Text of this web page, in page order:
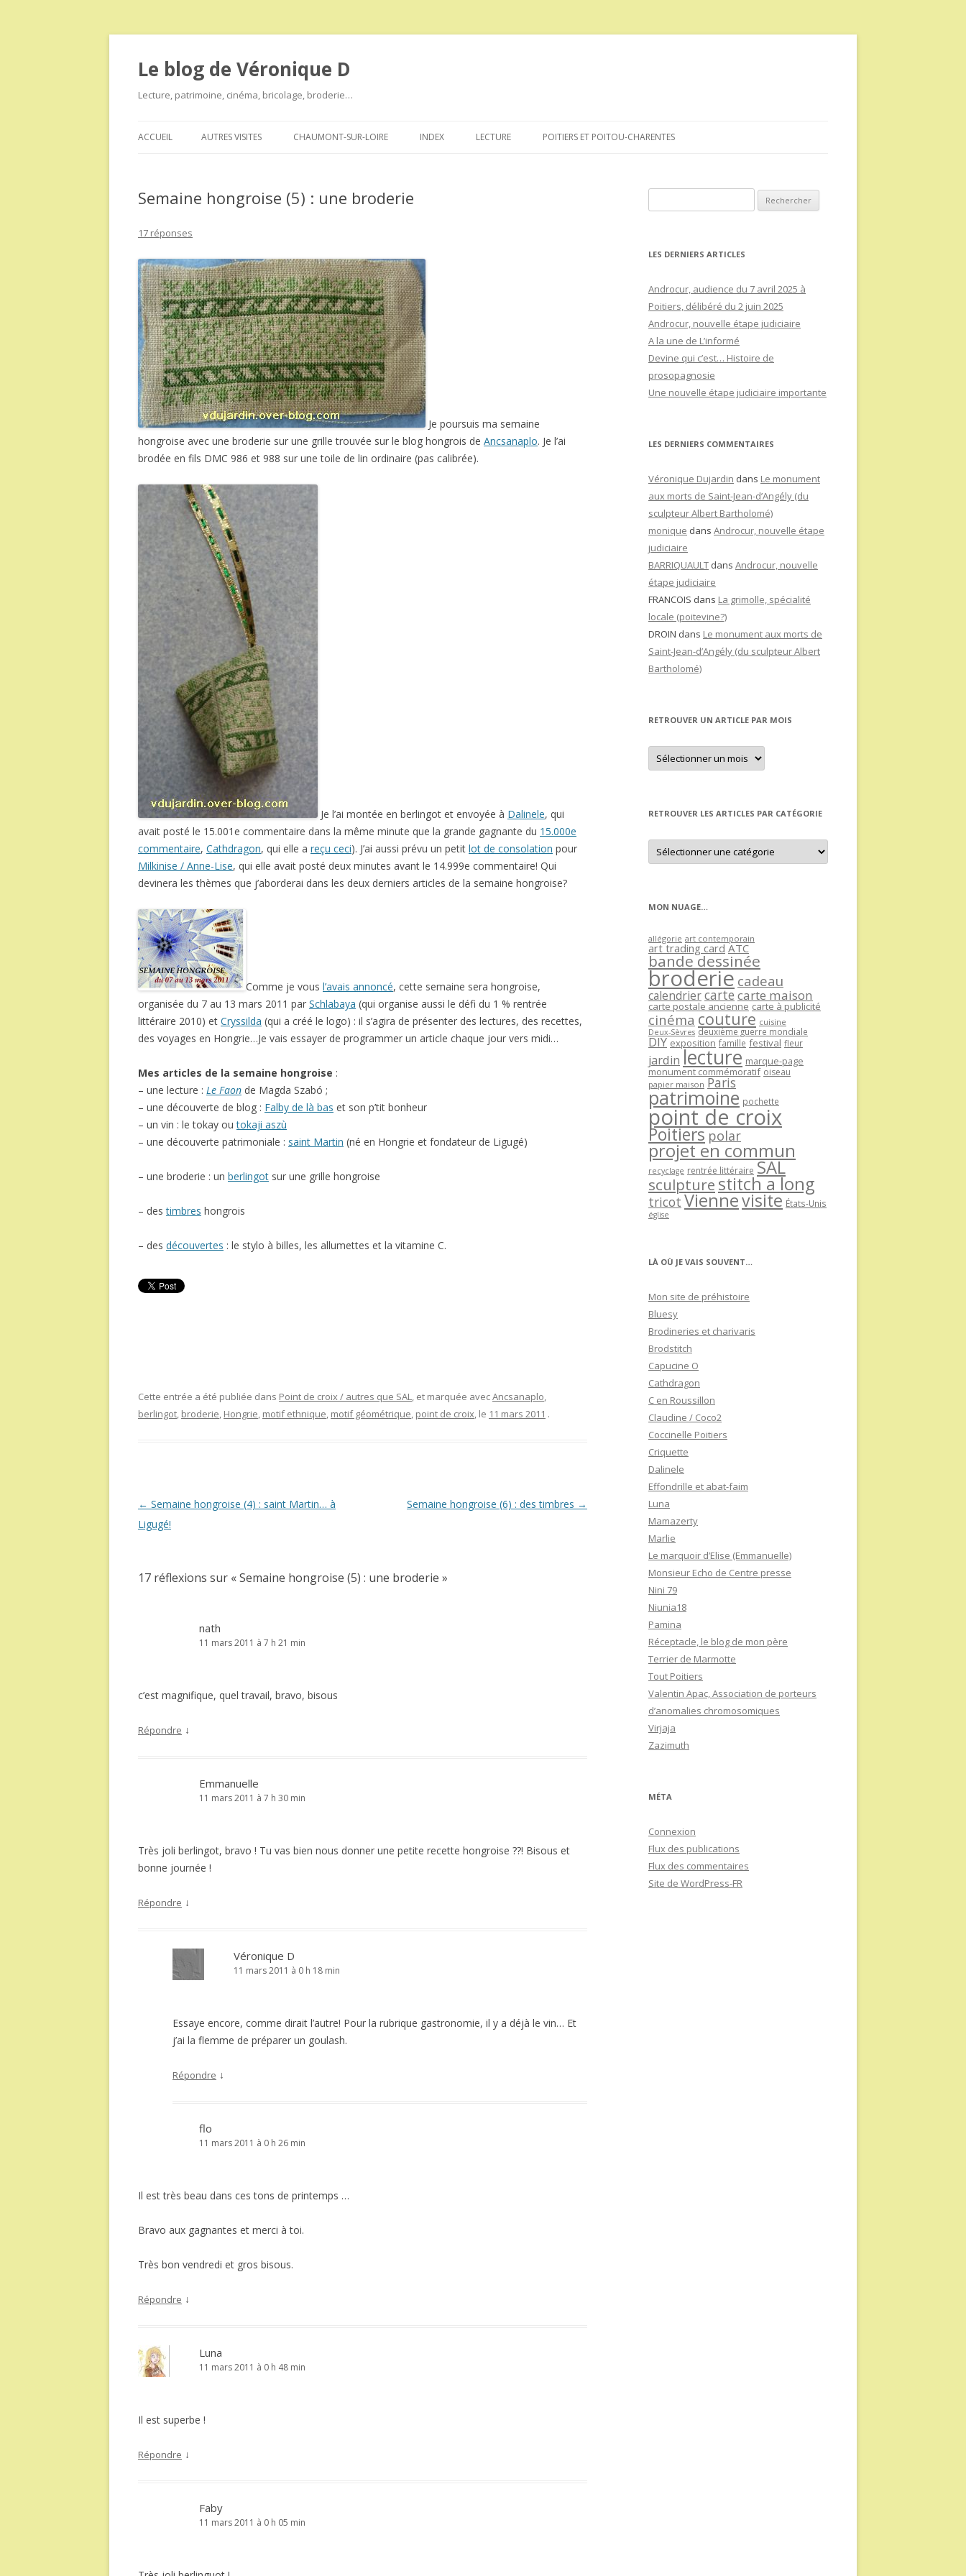
Le blog de Véronique D
Lecture, patrimoine, cinéma, bricolage, broderie…
au
ACCUEIL AUTRES VISITES CHAUMONT-SUR-LOIRE INDEX LECTURE POITIERS ET POITOU-CHARENTES
Semaine hongroise (5) : une broderie
17 réponses
Je poursuis ma semaine
hongroise avec une broderie sur une grille trouvée sur le blog hongrois de Ancsanaplo. Je l’ai
brodée en fils DMC 986 et 988 sur une toile de lin ordinaire (pas calibrée).
Je l’ai montée en berlingot et envoyée à Dalinele, qui
avait posté le 15.001e commentaire dans la même minute que la grande gagnante du 15.000e
commentaire, Cathdragon, qui elle a reçu ceci). J’ai aussi prévu un petit lot de consolation pour
Milkinise / Anne-Lise, qui elle avait posté deux minutes avant le 14.999e commentaire! Qui
devinera les thèmes que j’aborderai dans les deux derniers articles de la semaine hongroise?
Comme je vous l’avais annoncé, cette semaine sera hongroise,
organisée du 7 au 13 mars 2011 par Schlabaya (qui organise aussi le défi du 1 % rentrée
littéraire 2010) et Cryssilda (qui a créé le logo) : il s’agira de présenter des lectures, des recettes,
des voyages en Hongrie…Je vais essayer de programmer un article chaque jour vers midi…
Mes articles de la semaine hongroise :
– une lecture : Le Faon de Magda Szabó ;
– une découverte de blog : Falby de là bas et son p’tit bonheur
– un vin : le tokay outokaji aszù
– une découverte patrimoniale : saint Martin (né en Hongrie et fondateur de Ligugé)
– une broderie : un berlingot sur une grille hongroise
– destimbres hongrois
– des découvertes : le stylo à billes, les allumettes et la vitamine C.
Cette entrée a été publiée dans Point de croix / autres que SAL, et marquée avecAncsanaplo,
berlingot, broderie, Hongrie, motif ethnique, motif géométrique, point de croix, le 11 mars 2011 .
Navigation
des
← Semaine hongroise (4) : saint Martin… à
Ligugé!
Semaine hongroise (6) : des timbres →
17 réflexions sur «Semaine hongroise (5) : une broderie »
nath
11 mars 2011 à 7 h 21 min
c’est magnifique, quel travail, bravo, bisous
Répondre ↓
Emmanuelle
11 mars 2011 à 7 h 30 min
Très joli berlingot, bravo ! Tu vas bien nous donner une petite recette hongroise ??! Bisous et
bonne journée !
Répondre ↓
Véronique D
11 mars 2011 à 0 h 18 min
Essaye encore, comme dirait l’autre! Pour la rubrique gastronomie, il y a déjà le vin… Et
j’ai la flemme de préparer un goulash.
Répondre ↓
flo
11 mars 2011 à 0 h 26 min
Il est très beau dans ces tons de printemps …
Bravo aux gagnantes et merci à toi.
Très bon vendredi et gros bisous.
Répondre ↓
Luna
11 mars 2011 à 0 h 48 min
Il est superbe !
Répondre ↓
Faby
11 mars 2011 à 0 h 05 min
LES DERNIERS ARTICLES
Androcur, audience du 7 avril 2025 à
Poitiers, délibéré du 2 juin 2025
Androcur, nouvelle étape judiciaire
A la une de L’informé
Devine qui c’est… Histoire de
prosopagnosie
Une nouvelle étape judiciaire importante
LES DERNIERS COMMENTAIRES
Véronique Dujardin dans Le monument
aux morts de Saint-Jean-d’Angély (du
sculpteur Albert Bartholomé)
monique dans Androcur, nouvelle étape
judiciaire
BARRIQUAULT dans Androcur, nouvelle
étape judiciaire
FRANCOIS dans La grimolle, spécialité
locale (poitevine?)
DROIN dans Le monument aux morts de
Saint-Jean-d’Angély (du sculpteur Albert
Bartholomé)
RETROUVER UN ARTICLE PAR MOIS
Retrouver
un
article
RETROUVER LES ARTICLES PAR CATÉGORIE
Retrouver
les
articles
MON NUAGE…
allégorie art contemporain
art trading card ATC
bande dessinée
broderie cadeau
calendriercartecarte maison
carte postale ancienne carte à publicité
cinéma couture cuisine
Deux-Sèvres deuxième guerre mondiale
DIY exposition famille festival fleur
jardin lecture marque-page
monument commémoratif oiseau
papier maison Paris
patrimoine pochette
point de croix
Poitiers polar
projet en commun
recyclage rentrée littéraire SAL
sculpture stitch a long
tricot Viennevisite États-Unis
église
LÀ OÙ JE VAIS SOUVENT…
Mon site de préhistoire
Bluesy
Brodineries et charivaris
Brodstitch
Capucine O
Cathdragon
C en Roussillon
Claudine / Coco2
Coccinelle Poitiers
Criquette
Dalinele
Effondrille et abat-faim
Luna
Mamazerty
Marlie
Le marquoir d’Elise (Emmanuelle)
Monsieur Echo de Centre presse
Nini 79
Niunia18
Pamina
Réceptacle, le blog de mon père
Terrier de Marmotte
Tout Poitiers
Valentin Apac, Association de porteurs
d’anomalies chromosomiques
Virjaja
Zazimuth
MÉTA
Connexion
Flux des publications
Flux des commentaires
Site de WordPress-FR